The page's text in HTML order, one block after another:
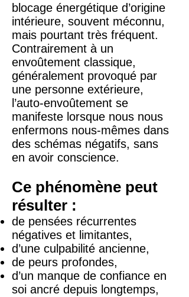
blocage énergétique d’origine
intérieure, souvent méconnu,
mais pourtant très fréquent.
Contrairement à un
envoûtement classique,
généralement provoqué par
une personne extérieure,
l’auto-envoûtement se
manifeste lorsque nous nous
enfermons nous-mêmes dans
des schémas négatifs, sans
en avoir conscience.
Ce phénomène peut
résulter :
de pensées récurrentes
négatives et limitantes,
d’une culpabilité ancienne,
de peurs profondes,
d’un manque de confiance en
soi ancré depuis longtemps,